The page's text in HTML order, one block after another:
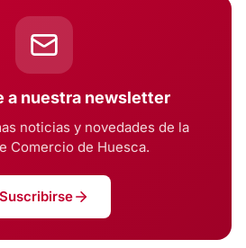
a nuestra newsletter
noticias y novedades de la
Comercio de Huesca.
Suscribirse